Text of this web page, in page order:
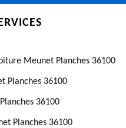
Meunet Planches 36100
Planches 36100
36100
Planches 36100